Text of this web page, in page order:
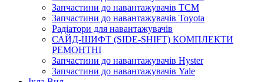
Запчастини до навантажувачів TCM
Запчастини до навантажувачів Toyota
Радіатори для навантажувачів
САЙД-ШИФТ (SIDE-SHIFT) КОМПЛЕКТИ
РЕМОНТНІ
Запчастини до навантажувачів Hyster
Запчастини до навантажувачів Yale